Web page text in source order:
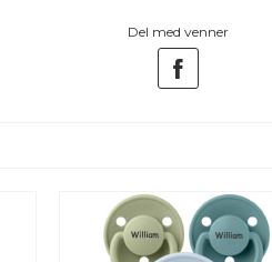
Del med venner